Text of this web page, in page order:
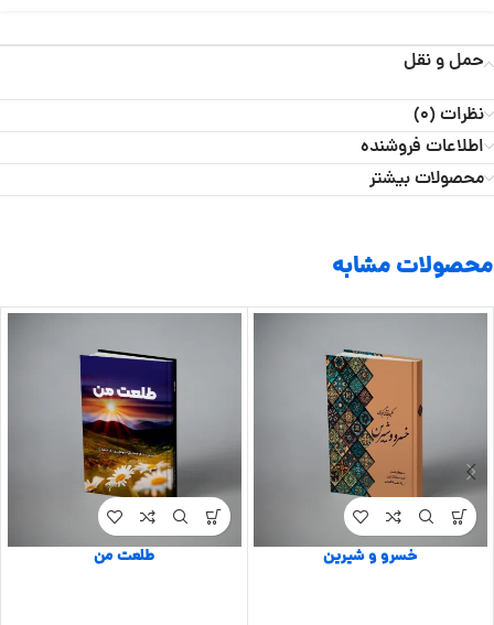
حمل و نقل
نظرات (0)
اطلاعات فروشنده
محصولات بیشتر
محصولات مشابه
خسرو و شیرین طلعت من